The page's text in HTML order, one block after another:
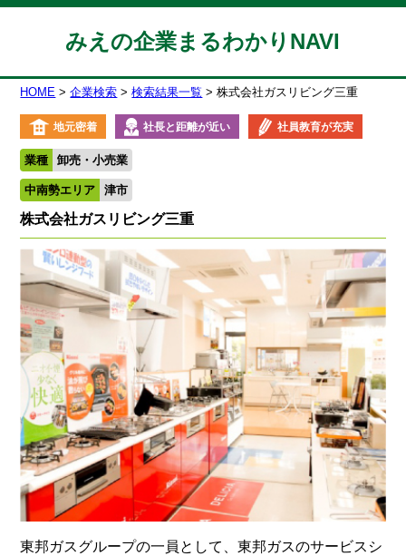
みえの企業まるわかりNAVI
HOME 企業検索 検索結果一覧 株式会社ガスリビング三重
地元密着 社長と距離が近い 社員教育が充実
業種 卸売・小売業
中南勢エリア 津市
株式会社ガスリビング三重
東邦ガスグループの一員として、東邦ガスのサービスシ